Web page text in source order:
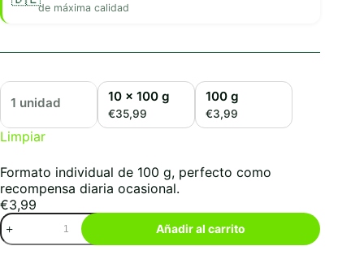
de máxima calidad
1 unidad 10 x 100 g
€35,99
100 g
€3,99
Limpiar
Formato individual de 100 g, perfecto como
recompensa diaria ocasional.
€3,99
Antos
Soft
Chicken
Añadir al carrito